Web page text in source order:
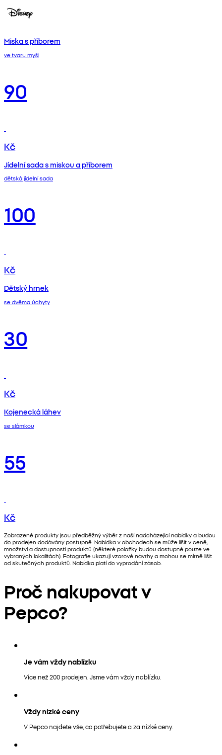
Miska s příborem
ve tvaru myši
90
Kč
Jídelní sada s miskou a příborem
dětská jídelní sada
100
Kč
Dětský hrnek
se dvěma úchyty
30
Kč
Kojenecká láhev
se slámkou
55
Kč
Zobrazené produkty jsou předběžný výběr z naší nadcházející nabídky a budou
do prodejen dodávány postupně. Nabídka v obchodech se může lišit v ceně,
množství a dostupnosti produktů (některé položky budou dostupné pouze ve
vybraných lokalitách). Fotografie ukazují vzorové návrhy a mohou se mírně lišit
od skutečných produktů. Nabídka platí do vyprodání zásob.
Proč nakupovat v
Pepco?
Je vám vždy nablízku
Více než 200 prodejen. Jsme vám vždy nablízku.
Vždy nízké ceny
V Pepco najdete vše, co potřebujete a za nízké ceny.